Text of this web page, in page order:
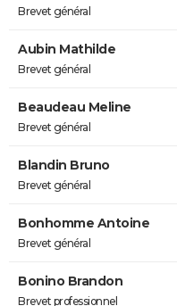
Brevet général
Aubin Mathilde
Brevet général
Beaudeau Meline
Brevet général
Blandin Bruno
Brevet général
Bonhomme Antoine
Brevet général
Bonino Brandon
Brevet professionnel